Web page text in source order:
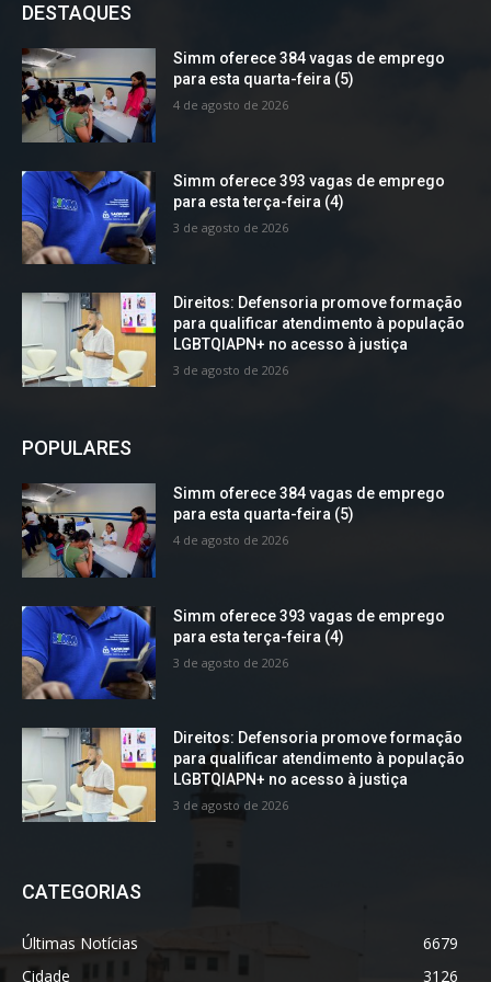
DESTAQUES
Simm oferece 384 vagas de emprego
para esta quarta-feira (5)
4 de agosto de 2026
Simm oferece 393 vagas de emprego
para esta terça-feira (4)
3 de agosto de 2026
Direitos: Defensoria promove formação
para qualificar atendimento à população
LGBTQIAPN+ no acesso à justiça
3 de agosto de 2026
POPULARES
Simm oferece 384 vagas de emprego
para esta quarta-feira (5)
4 de agosto de 2026
Simm oferece 393 vagas de emprego
para esta terça-feira (4)
3 de agosto de 2026
Direitos: Defensoria promove formação
para qualificar atendimento à população
LGBTQIAPN+ no acesso à justiça
3 de agosto de 2026
CATEGORIAS
Últimas Notícias
6679
Cidade
3126